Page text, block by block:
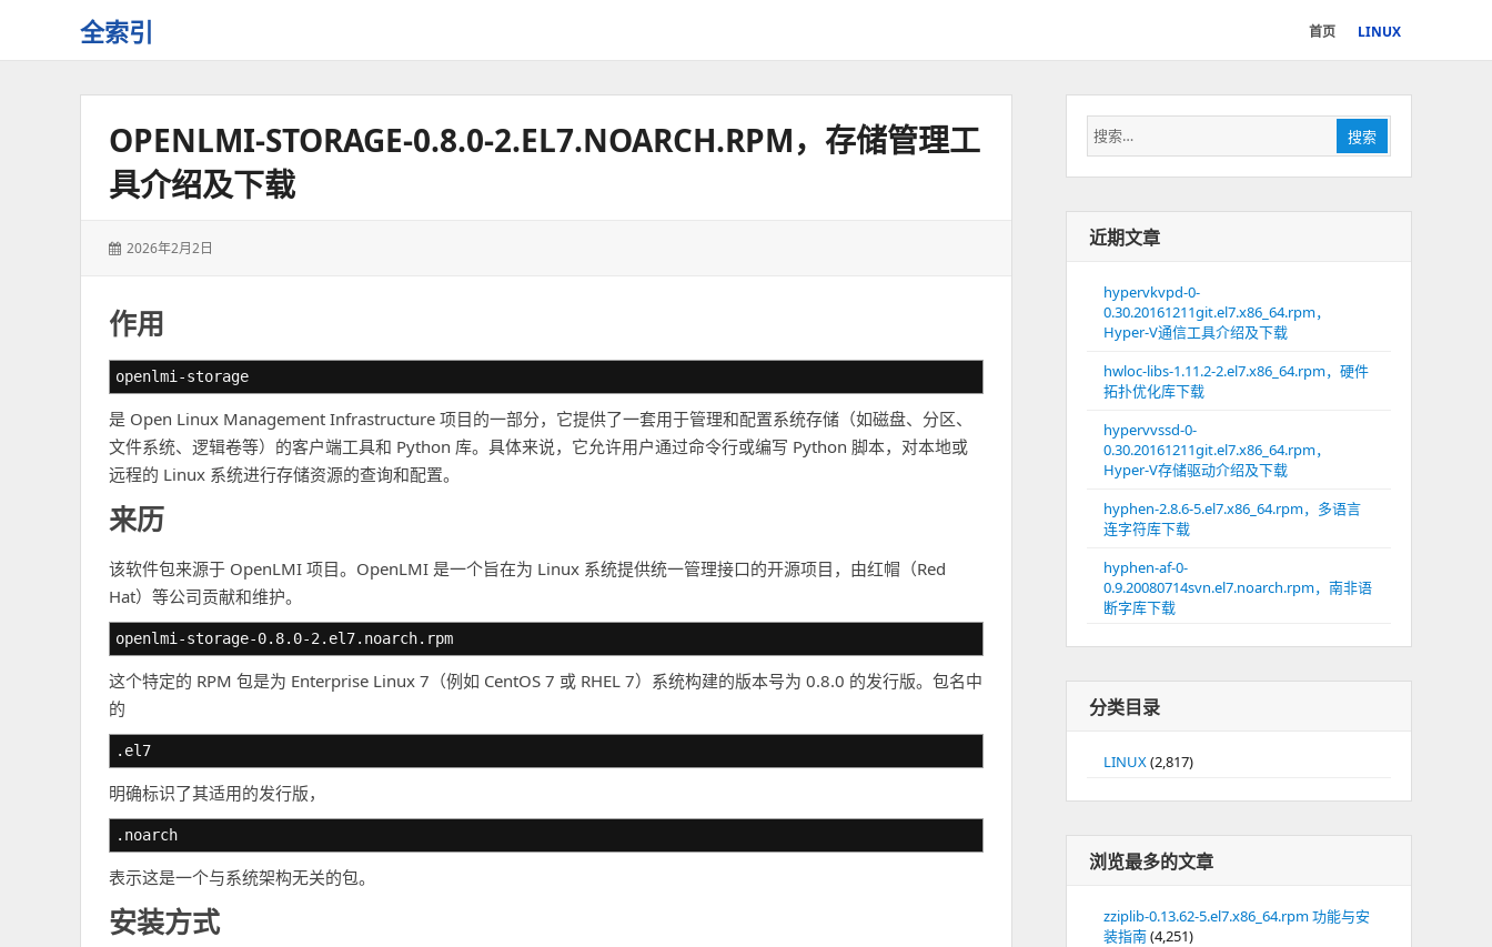
全索引
些
首页 LINUX
OPENLMI-STORAGE-0.8.0-2.EL7.NOARCH.RPM，存储管理工
具介绍及下载
发
2026年2月2日
作用
openlmi-storage
是 Open Linux Management Infrastructure 项目的一部分，它提供了一套用于管理和配置系统存储（如磁盘、分区、
文件系统、逻辑卷等）的客户端工具和 Python 库。具体来说，它允许用户通过命令行或编写 Python 脚本，对本地或
远程的 Linux 系统进行存储资源的查询和配置。
来历
该软件包来源于 OpenLMI 项目。OpenLMI 是一个旨在为 Linux 系统提供统一管理接口的开源项目，由红帽（Red
Hat）等公司贡献和维护。
openlmi-storage-0.8.0-2.el7.noarch.rpm
这个特定的 RPM 包是为 Enterprise Linux 7（例如 CentOS 7 或 RHEL 7）系统构建的版本号为 0.8.0 的发行版。包名中
的
.el7
明确标识了其适用的发行版，
.noarch
表示这是一个与系统架构无关的包。
安装方式
搜
索：
搜索
近期文章
hypervkvpd-0-
0.30.20161211git.el7.x86_64.rpm，
Hyper-V通信工具介绍及下载
hwloc-libs-1.11.2-2.el7.x86_64.rpm，硬件
拓扑优化库下载
hypervvssd-0-
0.30.20161211git.el7.x86_64.rpm，
Hyper-V存储驱动介绍及下载
hyphen-2.8.6-5.el7.x86_64.rpm，多语言
连字符库下载
hyphen-af-0-
0.9.20080714svn.el7.noarch.rpm，南非语
断字库下载
分类目录
LINUX(2,817)
浏览最多的文章
zziplib-0.13.62-5.el7.x86_64.rpm 功能与安
装指南(4,251)